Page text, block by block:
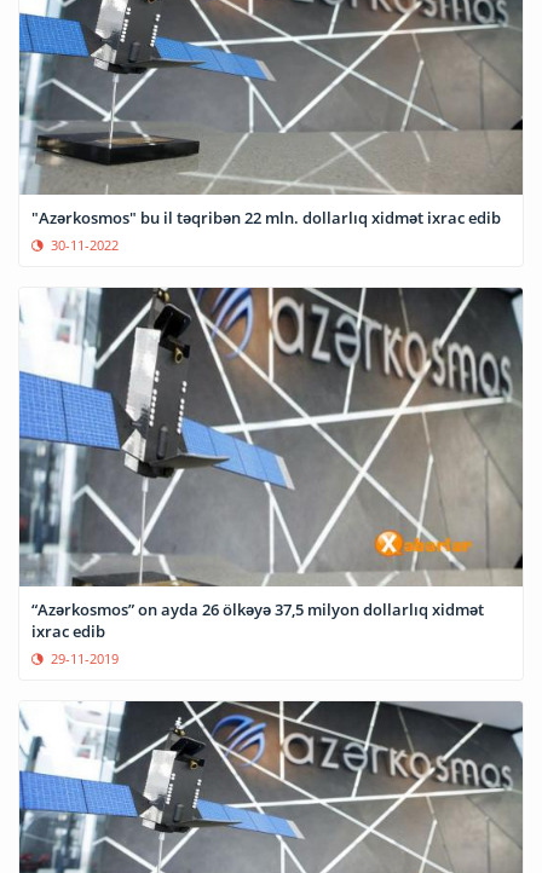
"Azərkosmos" bu il təqribən 22 mln. dollarlıq xidmət ixrac edib
30-11-2022
“Azərkosmos” on ayda 26 ölkəyə 37,5 milyon dollarlıq xidmət
ixrac edib
29-11-2019